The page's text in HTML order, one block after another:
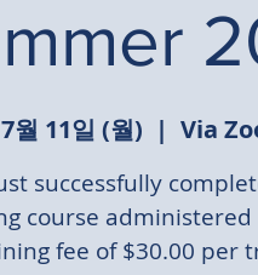
7월 11일 (월)
  |
Via
successfully
course administered
fee of $30.00 per